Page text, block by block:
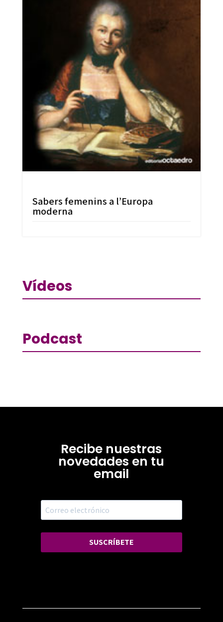
Sabers femenins a l’Europa
moderna
Vídeos
Podcast
Recibe nuestras
novedades en tu
email
SUSCRÍBETE